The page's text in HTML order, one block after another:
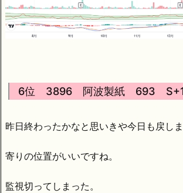
6位 3896 阿波製紙 693
昨日終わったかなと思いきや今日も戻しま
寄りの位置がいいですね。
監視切ってしまった。